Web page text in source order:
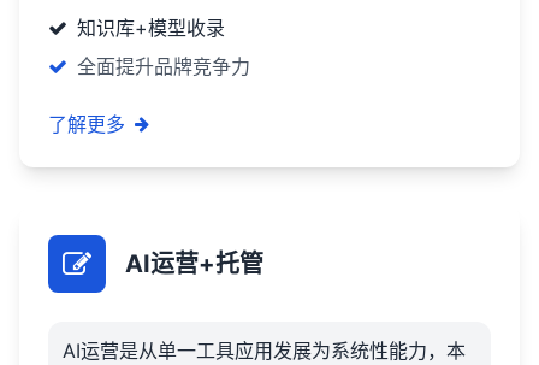
知识库+模型收录
全面提升品牌竞争力
了解更多
AI运营+托管
AI运营是从单一工具应用发展为系统性能力，本